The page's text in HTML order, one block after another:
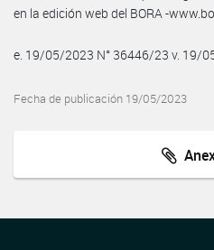
en la edición web del BORA -
e. 19/05/2023 N° 36446/23 v. 19/
Fecha de publicación 19/05/2023